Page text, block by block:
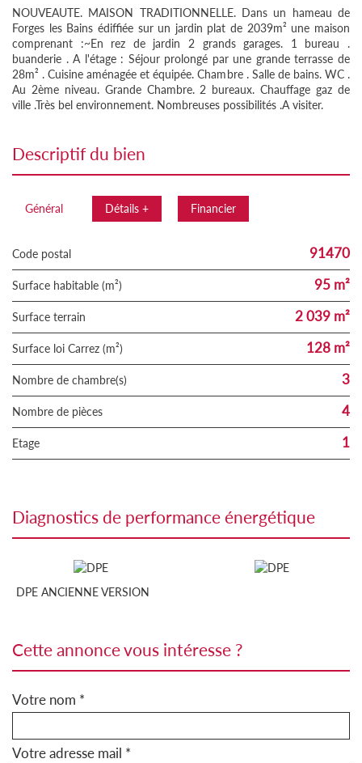
NOUVEAUTE. MAISON TRADITIONNELLE. Dans un hameau de
Forges les Bains édiffiée sur un jardin plat de 2039m² une maison
comprenant :~En rez de jardin 2 grands garages. 1 bureau .
buanderie . A l'étage : Séjour prolongé par une grande terrasse de
28m² . Cuisine aménagée et équipée. Chambre . Salle de bains. WC .
Au 2ème niveau. Grande Chambre. 2 bureaux. Chauffage gaz de
ville .Très bel environnement. Nombreuses possibilités .A visiter.
descriptif du bien
Général Détails + Financier
Code postal 91470
Surface habitable (m²) 95 m²
surface terrain 2 039 m²
Surface loi Carrez (m²) 128 m²
Nombre de chambre(s) 3
Nombre de pièces 4
Etage 1
diagnostics de performance énergétique
DPE ANCIENNE VERSION
cette annonce vous intéresse ?
Votre nom *
Votre adresse mail *